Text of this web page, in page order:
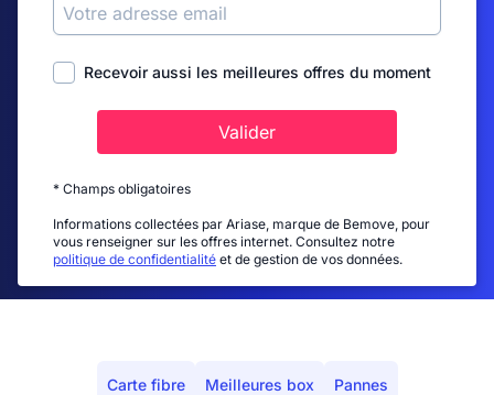
Recevoir aussi les meilleures offres du moment
Valider
* Champs obligatoires
Informations collectées par Ariase, marque de Bemove, pour
vous renseigner sur les offres internet. Consultez notre
politique de confidentialité et de gestion de vos données.
Carte fibre Meilleures box Pannes